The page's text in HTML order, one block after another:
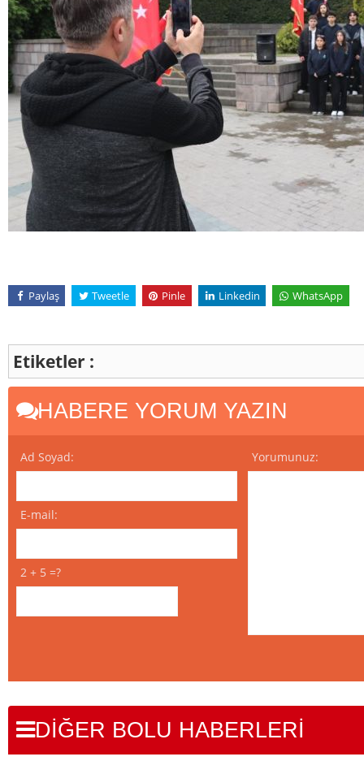
Paylaş Tweetle Pinle Linkedin WhatsApp
Etiketler :
HABERE YORUM YAZIN
Ad Soyad:
E-mail:
2 + 5 =?
Yorumunuz:
DİĞER BOLU HABERLERİ